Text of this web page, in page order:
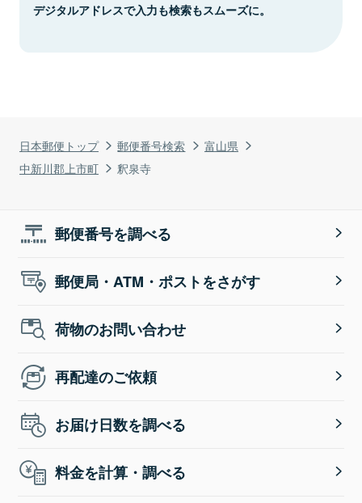
日本郵便トップ 郵便番号検索
富山県
中新川郡上市町
釈泉寺
デジタルアドレスで入力も検索もスムーズに。
郵便番号を調べる
郵便局・ATM・ポストをさがす
荷物のお問い合わせ
再配達のご依頼
お届け日数を調べる
料金を計算・調べる